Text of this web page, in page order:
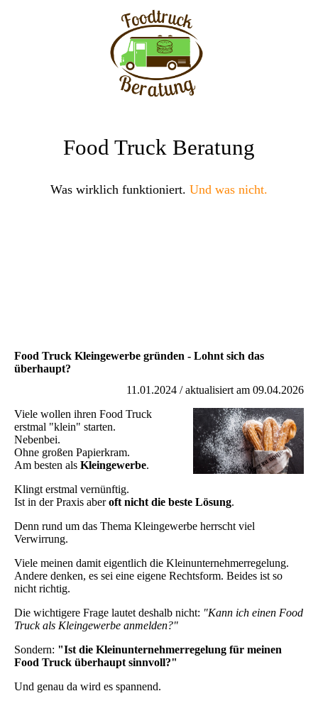
Food Truck Beratung
Was wirklich funktioniert. Und was nicht.
Food Truck Kleingewerbe gründen - Lohnt sich das
überhaupt?
11.01.2024 / aktualisiert am 09.04.2026
Viele wollen ihren Food Truck
erstmal "klein" starten.
Nebenbei.
Ohne großen Papierkram.
Am besten als Kleingewerbe.
Klingt erstmal vernünftig.
Ist in der Praxis aberoft nicht die beste Lösung.
Denn rund um das Thema Kleingewerbe herrscht viel
Verwirrung.
Viele meinen damit eigentlich die Kleinunternehmerregelung.
Andere denken, es sei eine eigene Rechtsform. Beides ist so
nicht richtig.
Die wichtigere Frage lautet deshalb nicht: "Kann ich einen Food
Truck als Kleingewerbe anmelden?"
Sondern: "Ist die Kleinunternehmerregelung für meinen
Food Truck überhaupt sinnvoll?"
Und genau da wird es spannend.